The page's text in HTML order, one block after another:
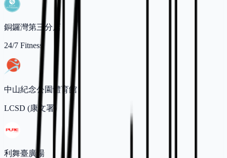
銅鑼灣第三分店
24/7 Fitness
中山紀念公園體育館
LCSD (康文署)
利舞臺廣場